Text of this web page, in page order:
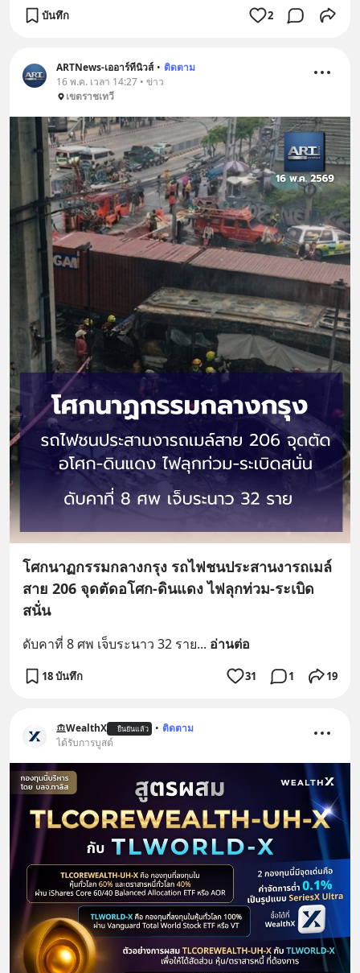
บันทึก 2
ARTNews-เออาร์ทีนิวส์ • ติดตาม
16 พ.ค. เวลา 14:27 • ข่าว
เขตราชเทวี
โศกนาฏกรรมกลางกรุง รถไฟชนประสานงารถเมล์
สาย 206 จุดตัดอโศก-ดินแดง ไฟลุกท่วม-ระเบิด
สนั่น
ดับคาที่ 8 ศพ เจ็บระนาว 32 ราย... อ่านต่อ
18 บันทึก 31 1 19
WealthX ยืนยันแล้ว • ติดตาม
ได้รับการบูสต์